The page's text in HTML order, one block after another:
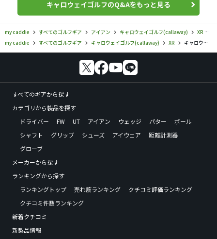
キャロウェイゴルフのQ&Aをもっと見る
my caddie すべてのゴルフギア アイアン キャロウェイゴルフ(callaway) XR
my caddie
すべてのゴルフギア キャロウェイゴルフ(callaway) XR キャロウェイゴルフ／XR／Steelhead XR PRO アイアンの口コミ評価
すべてのギアから探す
カテゴリから製品を探す
ドライバー
FW UT アイアン ウェッジ パター
ボール
シャフト
グリップ シューズ アイウェア
距離計測器
グローブ
メーカーから探す
ランキングから探す
ランキングトップ
売れ筋ランキング
クチコミ評価ランキング
クチコミ件数ランキング
新着クチコミ
新製品情報